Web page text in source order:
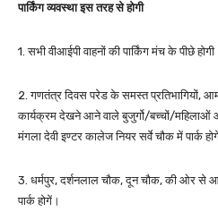
पार्किंग व्यवस्था इस तरह से होगी
1. सभी वीआईपी वाहनों की पार्किंग मंच के पीछे होगी
2. गणतंत्र दिवस परेड के समस्त प्रतिभागियों,
कार्यक्रम देखने आने वाले बुजुर्गो/बच्चों/महिलाओं
मंगला देवी इण्टर कालेज नियर सर्वे चौक में पार्क
3. धर्मपुर, दर्शनलाल चौक, दून चौक, की ओर से
पार्क होगें।